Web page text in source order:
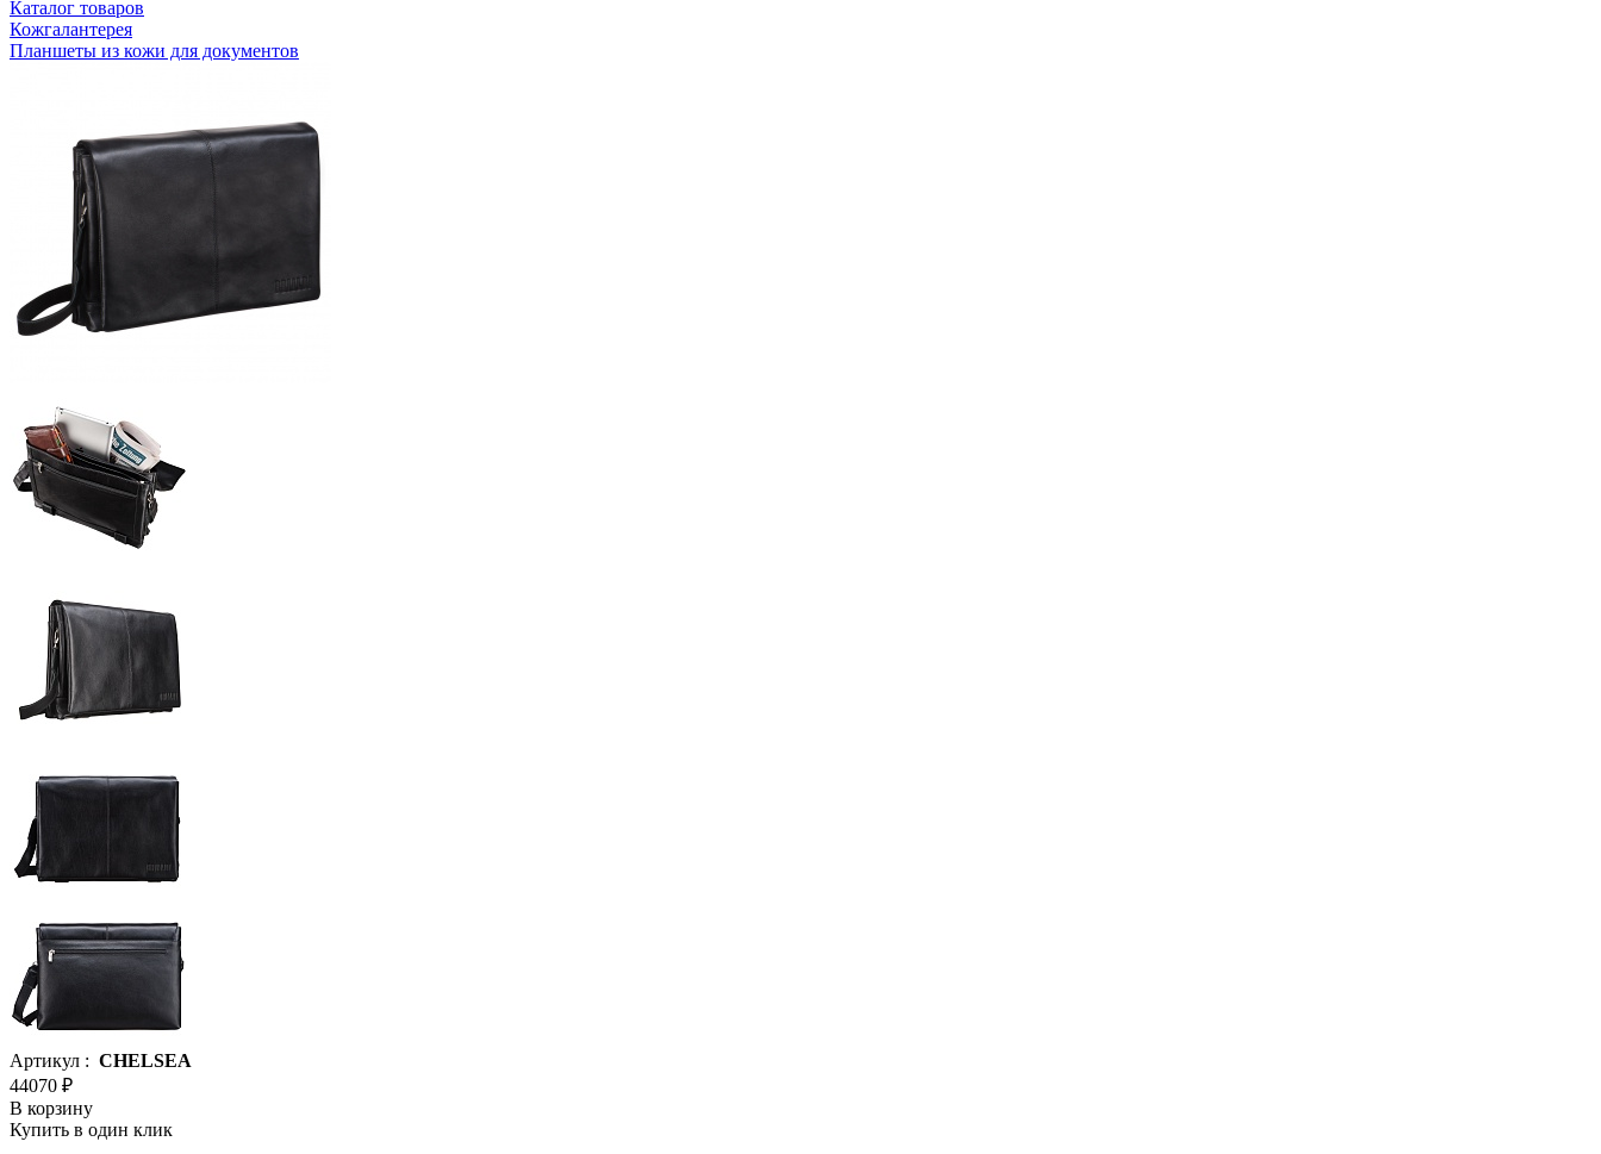
Каталог товаров
Кожгалантерея
Планшеты из кожи для документов
Артикул : CHELSEA
44070 ₽
В корзину
Купить в один клик